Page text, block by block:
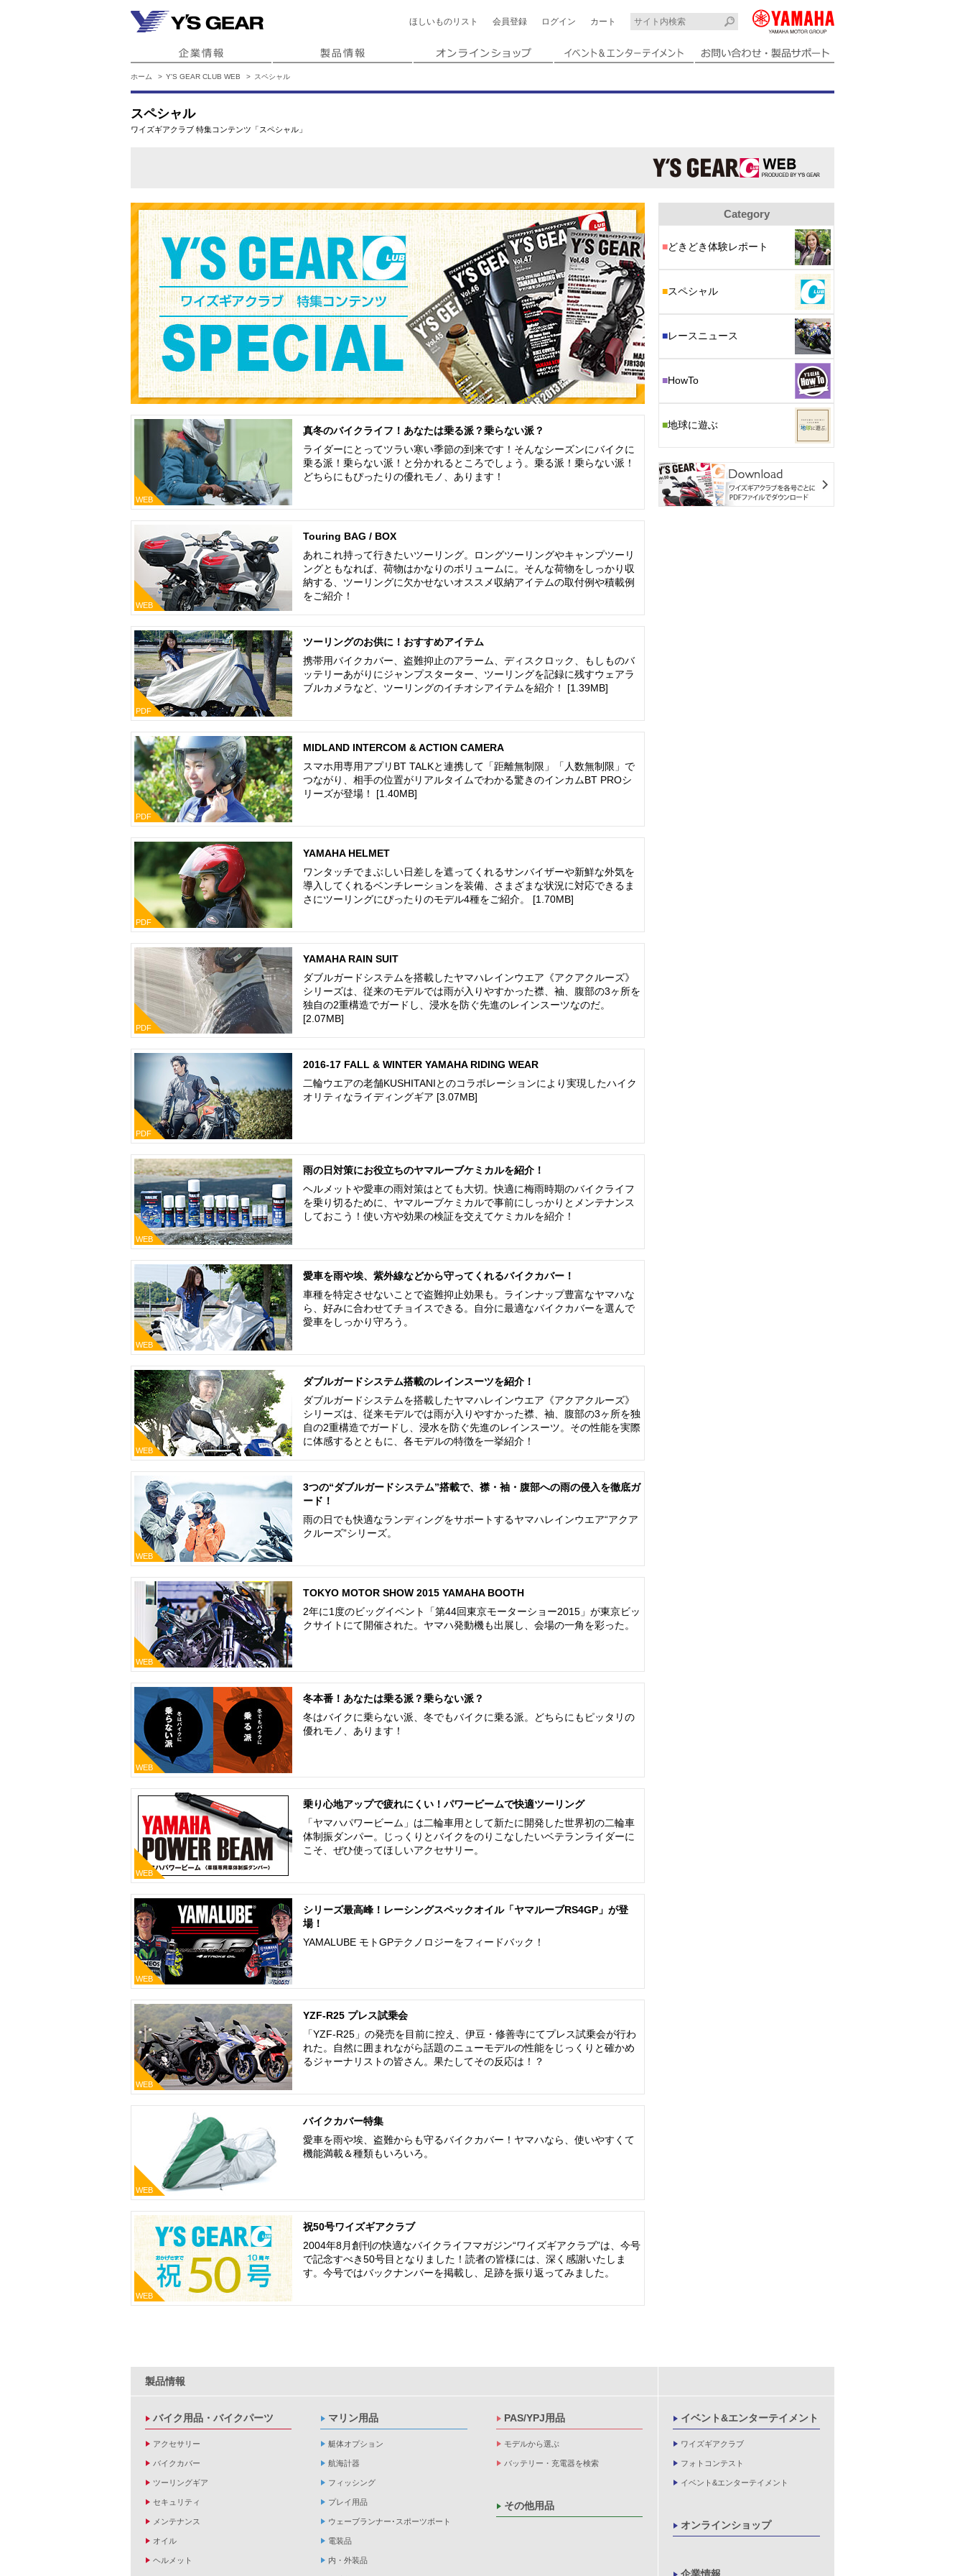
ほしいもの リスト 会員登録 ログイン カート
ホーム Y'S GEAR CLUB WEB スペシャル
スペシャル
ワイズギアクラブ 特集コンテンツ「スペシャル」
WEB
真冬のバイクライフ！あなたは乗る派？乗らない派？
ライダーにとってツラい寒い季節の到来です！そんなシーズンにバイクに
乗る派！乗らない派！と分かれるところでしょう。乗る派！乗らない派！
どちらにもぴったりの優れモノ、あります！
WEB
Touring BAG / BOX
あれこれ持って行きたいツーリング。ロングツーリングやキャンプツーリ
ングともなれば、荷物はかなりのボリュームに。そんな荷物をしっかり収
納する、ツーリングに欠かせないオススメ収納アイテムの取付例や積載例
をご紹介！
PDF
ツーリングのお供に！おすすめアイテム
携帯用バイクカバー、盗難抑止のアラーム、ディスクロック、もしものバ
ッテリーあがりにジャンプスターター、ツーリングを記録に残すウェアラ
ブルカメラなど、ツーリングのイチオシアイテムを紹介！ [1.39MB]
PDF
MIDLAND INTERCOM & ACTION CAMERA
スマホ用専用アプリBT TALKと連携して「距離無制限」「人数無制限」で
つながり、相手の位置がリアルタイムでわかる驚きのインカムBT PROシ
リーズが登場！ [1.40MB]
PDF
YAMAHA HELMET
ワンタッチでまぶしい日差しを遮ってくれるサンバイザーや新鮮な外気を
導入してくれるベンチレーションを装備、さまざまな状況に対応できるま
さにツーリングにぴったりのモデル4種をご紹介。 [1.70MB]
PDF
YAMAHA RAIN SUIT
ダブルガードシステムを搭載したヤマハレインウエア《アクアクルーズ》
シリーズは、従来のモデルでは雨が入りやすかった襟、袖、腹部の3ヶ所を
独自の2重構造でガードし、浸水を防ぐ先進のレインスーツなのだ。
[2.07MB]
PDF
2016-17 FALL & WINTER YAMAHA RIDING WEAR
二輪ウエアの老舗KUSHITANIとのコラボレーションにより実現したハイク
オリティなライディングギア [3.07MB]
WEB
雨の日対策にお役立ちのヤマルーブケミカルを紹介！
ヘルメットや愛車の雨対策はとても大切。快適に梅雨時期のバイクライフ
を乗り切るために、ヤマルーブケミカルで事前にしっかりとメンテナンス
しておこう！使い方や効果の検証を交えてケミカルを紹介！
WEB
愛車を雨や埃、紫外線などから守ってくれるバイクカバー！
車種を特定させないことで盗難抑止効果も。ラインナップ豊富なヤマハな
ら、好みに合わせてチョイスできる。自分に最適なバイクカバーを選んで
愛車をしっかり守ろう。
WEB
ダブルガードシステム搭載のレインスーツを紹介！
ダブルガードシステムを搭載したヤマハレインウエア《アクアクルーズ》
シリーズは、従来モデルでは雨が入りやすかった襟、袖、腹部の3ヶ所を独
自の2重構造でガードし、浸水を防ぐ先進のレインスーツ。その性能を実際
に体感するとともに、各モデルの特徴を一挙紹介！
WEB
3つの“ダブルガードシステム”搭載で、襟・袖・腹部への雨の侵入を徹底ガ
ード！
雨の日でも快適なランディングをサポートするヤマハレインウエア“アクア
クルーズ”シリーズ。
WEB
TOKYO MOTOR SHOW 2015 YAMAHA BOOTH
2年に1度のビッグイベント「第44回東京モーターショー2015」が東京ビッ
クサイトにて開催された。ヤマハ発動機も出展し、会場の一角を彩った。
WEB
冬本番！あなたは乗る派？乗らない派？
冬はバイクに乗らない派、冬でもバイクに乗る派。どちらにもピッタリの
優れモノ、あります！
WEB
乗り心地アップで疲れにくい！パワービームで快適ツーリング
「ヤマハパワービーム」は二輪車用として新たに開発した世界初の二輪車
体制振ダンパー。じっくりとバイクをのりこなしたいベテランライダーに
こそ、ぜひ使ってほしいアクセサリー。
WEB
シリーズ最高峰！レーシングスペックオイル「ヤマルーブRS4GP」が登
場！
YAMALUBE モトGPテクノロジーをフィードバック！
WEB
YZF-R25 プレス試乗会
「YZF-R25」の発売を目前に控え、伊豆・修善寺にてプレス試乗会が行わ
れた。自然に囲まれながら話題のニューモデルの性能をじっくりと確かめ
るジャーナリストの皆さん。果たしてその反応は！？
WEB
バイクカバー特集
愛車を雨や埃、盗難からも守るバイクカバー！ヤマハなら、使いやすくて
機能満載＆種類もいろいろ。
WEB
祝50号ワイズギアクラブ
2004年8月創刊の快適なバイクライフマガジン“ワイズギアクラブ”は、今号
で記念すべき50号目となりました！読者の皆様には、深く感謝いたしま
す。今号ではバックナンバーを掲載し、足跡を振り返ってみました。
Category
■どきどき体験レポート
■スペシャル
■レースニュース
■HowTo
■地球に遊ぶ
製品情報
バイク用品・バイクパーツ
アクセサリー
バイクカバー
ツーリングギア
セキュリティ
メンテナンス
オイル
ヘルメット
マリン用品
艇体オプション
航海計器
フィッシング
プレイ用品
ウェーブランナー･スポーツボート
電装品
内・外装品
PAS/YPJ用品
モデルから選ぶ
バッテリー・充電器を検索
その他用品
イベント&エンターテイメント
ワイズギアクラブ
フォトコンテスト
イベント&エンターテイメント
オンラインショップ